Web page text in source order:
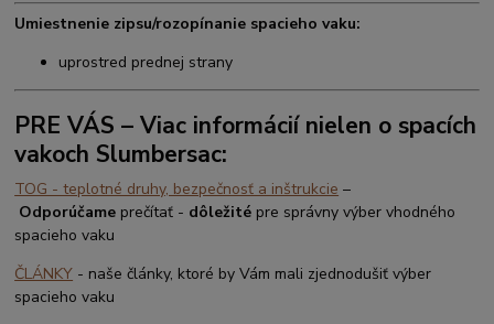
Umiestnenie zipsu/rozopínanie spacieho vaku:
uprostred prednej strany
PRE VÁS – Viac informácií nielen o spacích
vakoch Slumbersac:
TOG - teplotné druhy, bezpečnosť a inštrukcie –
Odporúčame prečítať - dôležité pre správny výber vhodného
spacieho vaku
ČLÁNKY - naše články, ktoré by Vám mali zjednodušiť výber
spacieho vaku